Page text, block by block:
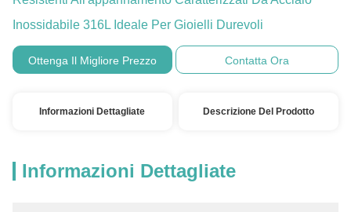
Inossidabile 316L Ideale Per Gioielli Durevoli
Ottenga Il Migliore Prezzo Contatta Ora
Informazioni Dettagliate Descrizione Del Prodotto
Informazioni Dettagliate